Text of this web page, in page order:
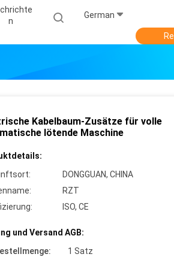
N
German
Kabelbaum-Zusätze für volle
lötende Maschine
DONGGUAN, CHINA
RZT
ISO, CE
und Versand AGB:
1 Satz